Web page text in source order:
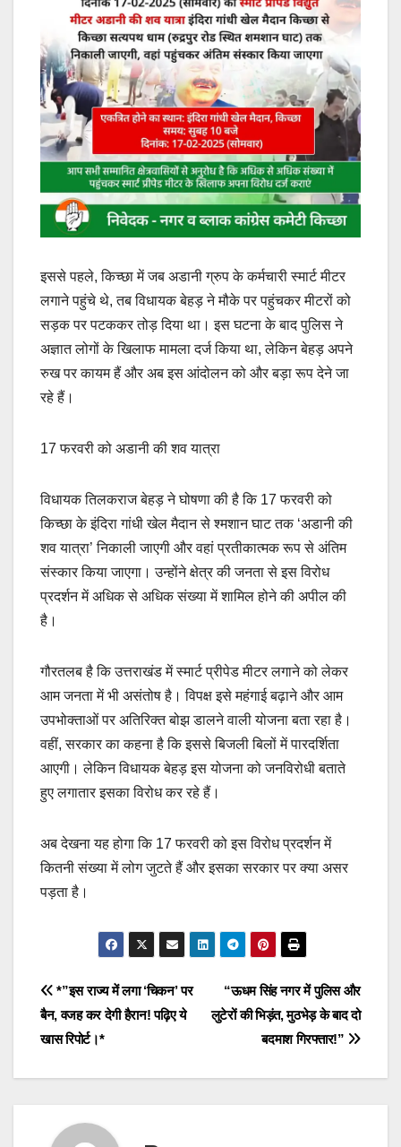
इससे पहले, किच्छा में जब अडानी ग्रुप के कर्मचारी स्मार्ट मीटर
लगाने पहुंचे थे, तब विधायक बेहड़ ने मौके पर पहुंचकर मीटरों को
सड़क पर पटककर तोड़ दिया था। इस घटना के बाद पुलिस ने
अज्ञात लोगों के खिलाफ मामला दर्ज किया था, लेकिन बेहड़ अपने
रुख पर कायम हैं और अब इस आंदोलन को और बड़ा रूप देने जा
रहे हैं।
17 फरवरी को अडानी की शव यात्रा
विधायक तिलकराज बेहड़ ने घोषणा की है कि 17 फरवरी को
किच्छा के इंदिरा गांधी खेल मैदान से श्मशान घाट तक ‘अडानी की
शव यात्रा’ निकाली जाएगी और वहां प्रतीकात्मक रूप से अंतिम
संस्कार किया जाएगा। उन्होंने क्षेत्र की जनता से इस विरोध
प्रदर्शन में अधिक से अधिक संख्या में शामिल होने की अपील की
है।
गौरतलब है कि उत्तराखंड में स्मार्ट प्रीपेड मीटर लगाने को लेकर
आम जनता में भी असंतोष है। विपक्ष इसे महंगाई बढ़ाने और आम
उपभोक्ताओं पर अतिरिक्त बोझ डालने वाली योजना बता रहा है।
वहीं, सरकार का कहना है कि इससे बिजली बिलों में पारदर्शिता
आएगी। लेकिन विधायक बेहड़ इस योजना को जनविरोधी बताते
हुए लगातार इसका विरोध कर रहे हैं।
अब देखना यह होगा कि 17 फरवरी को इस विरोध प्रदर्शन में
कितनी संख्या में लोग जुटते हैं और इसका सरकार पर क्या असर
पड़ता है।
Post
navigation
“ऊधम सिंह नगर में पुलिस और
लुटेरों की भिड़ंत, मुठभेड़ के बाद दो
बदमाश गिरफ्तार!”
*”इस राज्य में लगा ‘चिकन’ पर
बैन, वजह कर देगी हैरान! पढ़िए ये
खास रिपोर्ट।*